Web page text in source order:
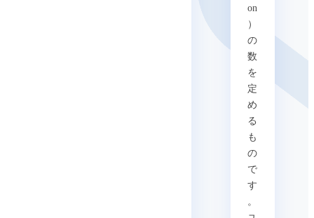
on
）
の
数
を
定
め
る
も
の
で
す
。